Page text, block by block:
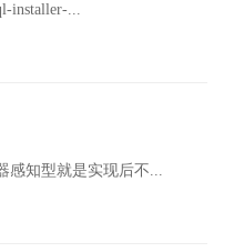
installer-...
感知型就是实现后不...